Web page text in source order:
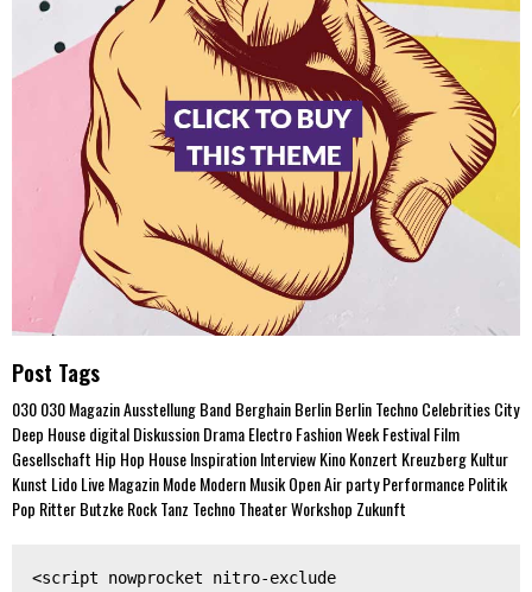
Post Tags
030030 MagazinAusstellungBand BerghainBerlinBerlin TechnoCelebritiesCity
Deep HousedigitalDiskussionDramaElectroFashion WeekFestivalFilm
Gesellschaft Hip Hop HouseInspirationInterviewKinoKonzert KreuzbergKultur
Kunst LidoLiveMagazinModeModernMusikOpen AirpartyPerformancePolitik
Pop Ritter ButzkeRockTanz TechnoTheaterWorkshop Zukunft
<script nowprocket nitro-exclude